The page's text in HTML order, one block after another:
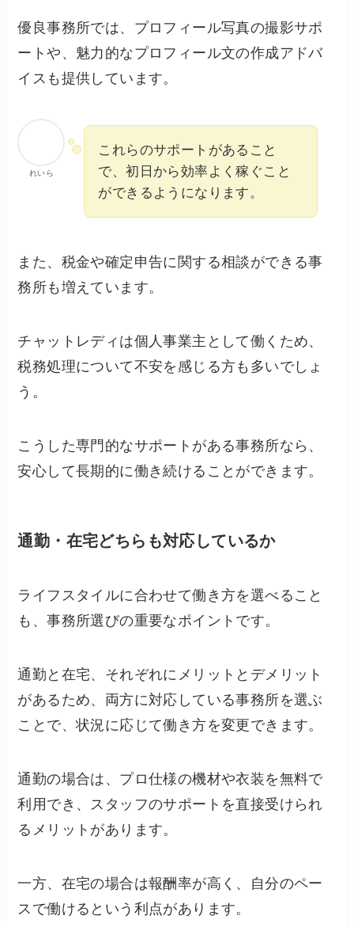
優良事務所では、プロフィール写真の撮影サポ
ートや、魅力的なプロフィール文の作成アドバ
イスも提供しています。
れいら
これらのサポートがあること
で、初日から効率よく稼ぐこと
ができるようになります。
また、税金や確定申告に関する相談ができる事
務所も増えています。
チャットレディは個人事業主として働くため、
税務処理について不安を感じる方も多いでしょ
う。
こうした専門的なサポートがある事務所なら、
安心して長期的に働き続けることができます。
通勤・在宅どちらも対応しているか
ライフスタイルに合わせて働き方を選べること
も、事務所選びの重要なポイントです。
通勤と在宅、それぞれにメリットとデメリット
があるため、両方に対応している事務所を選ぶ
ことで、状況に応じて働き方を変更できます。
通勤の場合は、プロ仕様の機材や衣装を無料で
利用でき、スタッフのサポートを直接受けられ
るメリットがあります。
一方、在宅の場合は報酬率が高く、自分のペー
スで働けるという利点があります。